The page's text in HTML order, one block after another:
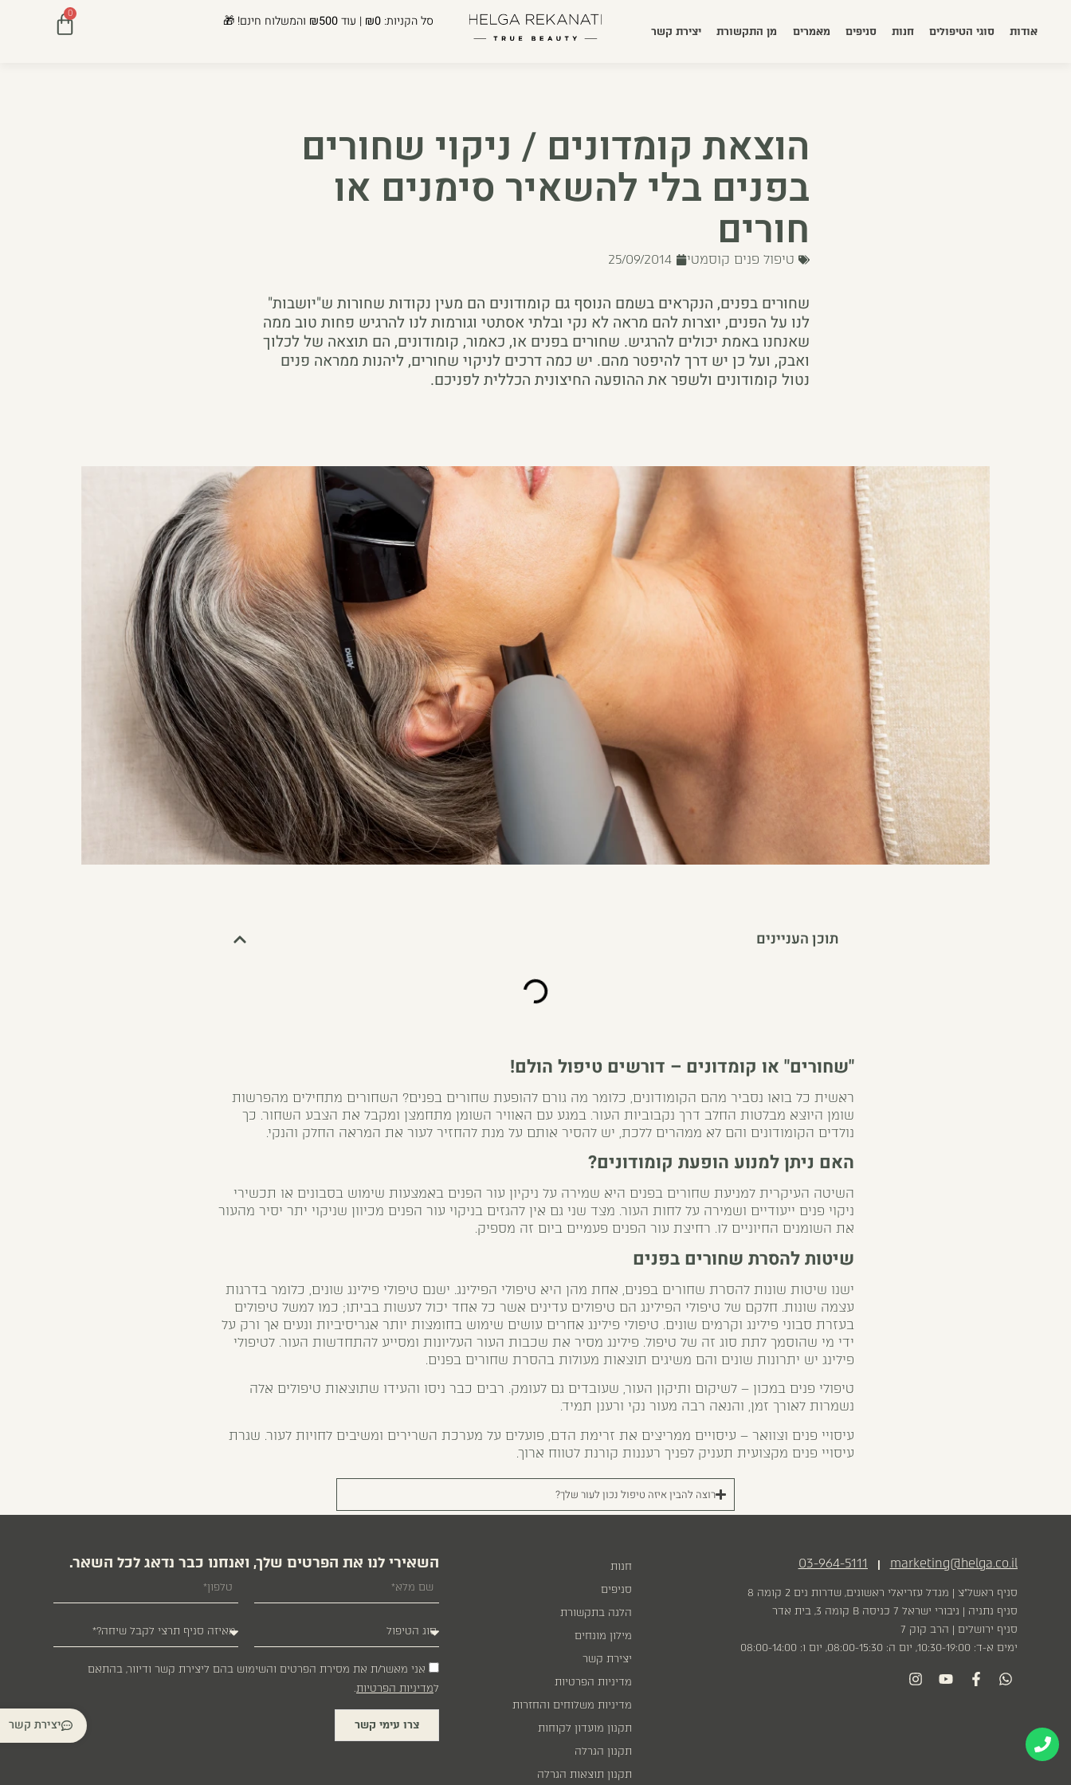
אודות סוגי הטיפולים חנות סניפים מאמרים מן התקשורת יצירת קשר
סל הקניות: ₪0 | עוד₪500 והמשלוח חינם! 🎁 0
הוצאת קומדונים / ניקוי שחורים
בפנים בלי להשאיר סימנים או
חורים
טיפול פנים קוסמטי 25/09/2014
שחורים בפנים, הנקראים בשמם הנוסף גם קומודונים הם מעין נקודות שחורות ש"יושבות"
לנו על הפנים, יוצרות להם מראה לא נקי ובלתי אסתטי וגורמות לנו להרגיש פחות טוב ממה
שאנחנו באמת יכולים להרגיש. שחורים בפנים או, כאמור, קומודונים, הם תוצאה של לכלוך
ואבק, ועל כן יש דרך להיפטר מהם. יש כמה דרכים לניקוי שחורים, ליהנות ממראה פנים
נטול קומודונים ולשפר את ההופעה החיצונית הכללית לפניכם.
תוכן העניינים
"שחורים" או קומדונים – דורשים טיפול הולם!
ראשית כל בואו נסביר מהם הקומודונים, כלומר מה גורם להופעת שחורים בפנים? השחורים מתחילים מהפרשות
שומן היוצא מבלטות החלב דרך נקבוביות העור. במגע עם האוויר השומן מתחמצן ומקבל את הצבע השחור. כך
נולדים הקומודונים והם לא ממהרים ללכת, יש להסיר אותם על מנת להחזיר לעור את המראה החלק והנקי.
האם ניתן למנוע הופעת קומודונים?
השיטה העיקרית למניעת שחורים בפנים היא שמירה על ניקיון עור הפנים באמצעות שימוש בסבונים או תכשירי
ניקוי פנים ייעודיים ושמירה על לחות העור. מצד שני גם אין להגזים בניקוי עור הפנים מכיוון שניקוי יתר יסיר מהעור
את השומנים החיוניים לו. רחיצת עור הפנים פעמיים ביום זה מספיק.
שיטות להסרת שחורים בפנים
ישנו שיטות שונות להסרת שחורים בפנים, אחת מהן היא טיפולי הפילינג. ישנם טיפולי פילינג שונים, כלומר בדרגות
עצמה שונות. חלקם של טיפולי הפילינג הם טיפולים עדינים אשר כל אחד יכול לעשות בביתו; כמו למשל טיפולים
בעזרת סבוני פילינג וקרמים שונים. טיפולי פילינג אחרים עושים שימוש בחומצות יותר אגריסיביות ונעים אך ורק על
ידי מי שהוסמך לתת סוג זה של טיפול. פילינג מסיר את שכבות העור העליונות ומסייע להתחדשות העור. לטיפולי
פילינג יש יתרונות שונים והם משיגים תוצאות מעולות בהסרת שחורים בפנים.
טיפולי פנים במכון – לשיקום ותיקון העור, שעובדים גם לעומק. רבים כבר ניסו והעידו שתוצאות טיפולים אלה
נשמרות לאורך זמן, והנאה רבה מעור נקי ורענן תמיד.
עיסויי פנים וצוואר – עיסויים ממריצים את זרימת הדם, פועלים על מערכת השרירים ומשיבים לחויות לעור. שגרת
עיסויי פנים מקצועית תעניק לפניך רעננות קורנת לטווח ארוך.
רוצה להבין איזה טיפול נכון לעור שלך?
03-964-5111 | marketing@helga.co.il
סניף ראשל״צ | מגדל עזריאלי ראשונים, שדרות נים 2 קומה 8
סניף נתניה | גיבורי ישראל 7 כניסה B קומה 3, בית אדר
סניף ירושלים | הרב קוק 7
ימים א-ד: 10:30-19:00, יום ה: 08:00-15:30, יום ו: 08:00-14:00
חנות
סניפים
הלגה בתקשורת
מילון מונחים
יצירת קשר
מדיניות הפרטיות
מדיניות משלוחים והחזרות
תקנון מועדון לקוחות
תקנון הגרלה
תקנון תוצאות הגרלה
השאירי לנו את הפרטים שלך, ואנחנו כבר נדאג לכל השאר.
אני מאשר/ת את מסירת הפרטים והשימוש בהם ליצירת קשר ודיוור, בהתאם
למדיניות הפרטיות.
צרו עימי קשר יצירת קשר